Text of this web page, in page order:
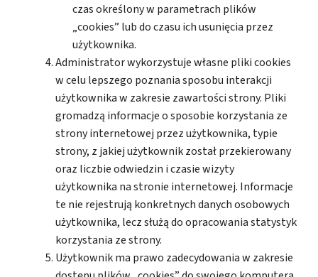
czas określony w parametrach plików
„cookies” lub do czasu ich usunięcia przez
użytkownika.
Administrator wykorzystuje własne pliki cookies
w celu lepszego poznania sposobu interakcji
użytkownika w zakresie zawartości strony. Pliki
gromadzą informacje o sposobie korzystania ze
strony internetowej przez użytkownika, typie
strony, z jakiej użytkownik został przekierowany
oraz liczbie odwiedzin i czasie wizyty
użytkownika na stronie internetowej. Informacje
te nie rejestrują konkretnych danych osobowych
użytkownika, lecz służą do opracowania statystyk
korzystania ze strony.
Użytkownik ma prawo zadecydowania w zakresie